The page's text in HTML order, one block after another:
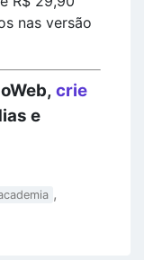
nas versão
crie
e
,